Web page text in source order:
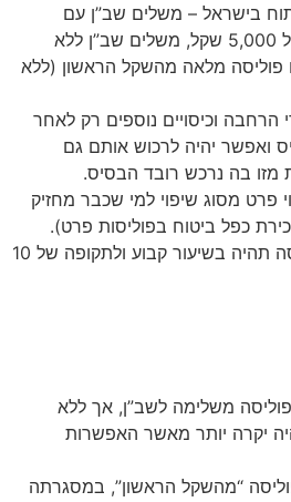
בישראל – משלים שב”ן עם
השתתפות עצמית של 5,000 שקל, משלים שב”ן ללא
מלאה מהשקל הראשון (ללא
הרחבה וכיסויים נוספים רק לאחר
ואפשר יהיה לרכוש אותם גם
בה נרכש רובד הבסיס.
פרט מסוג שיפוי למי שכבר מחזיק
כפל ביטוח בפוליסות פרט).
הנחה במחיר הפוליסה תהיה בשיעור קבוע ולתקופה של 10
משלימה לשב”ן, אך ללא
יקרה יותר מאשר האפשרות
“מהשקל הראשון”, במסגרתה